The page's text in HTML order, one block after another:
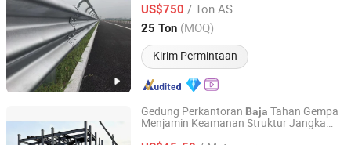
US$750 / Ton AS
25 Ton (MOQ)
Kirim Permintaan
Liaoning, China Harga mulai 2019
Gedung Perkantoran Baja Tahan Gempa
Menjamin Keamanan Struktur Jangka
Jiangsu Minwell Steel Structure Co., Ltd